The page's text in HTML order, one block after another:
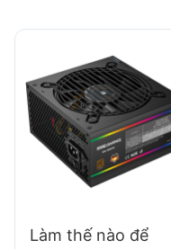
Làm thế nào để